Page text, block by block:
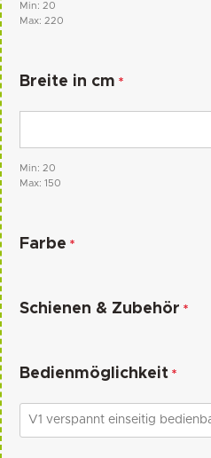
Min: 20
Max: 220
Breite in cm *
Min: 20
Max: 150
Farbe *
Schienen & Zubehör *
Bedienmöglichkeit *